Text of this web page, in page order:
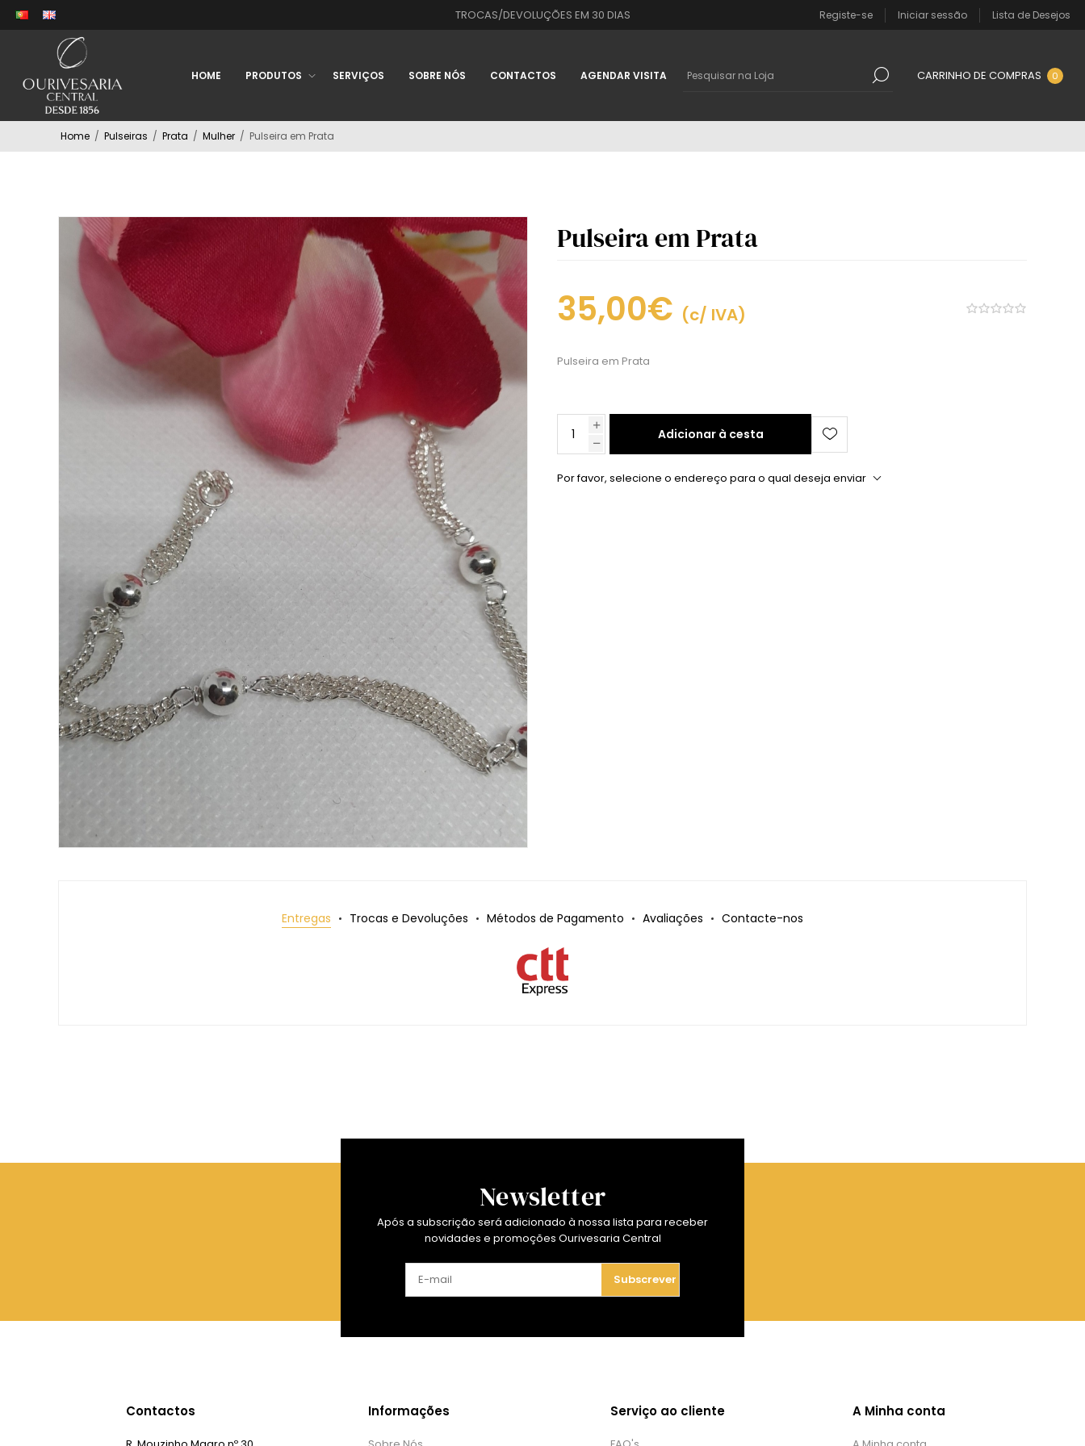
TROCAS/DEVOLUÇÕES EM 30 DIAS Registe-se Iniciar sessão Lista de Desejos
HOME PRODUTOS SERVIÇOS SOBRE NÓS CONTACTOS AGENDAR VISITA CARRINHO DE COMPRAS 0
Home / Pulseiras / Prata / Mulher / Pulseira em Prata
Pulseira em Prata
35,00€ (c/ IVA)
Pulseira em Prata
Adicionar à cesta
Por favor, selecione o endereço para o qual deseja enviar
Entregas Trocas e Devoluções Métodos de Pagamento Avaliações Contacte-nos
Newsletter
Após a subscrição será adicionado à nossa lista para receber
novidades e promoções Ourivesaria Central
Subscrever
Contactos Informações Serviço ao cliente A Minha conta